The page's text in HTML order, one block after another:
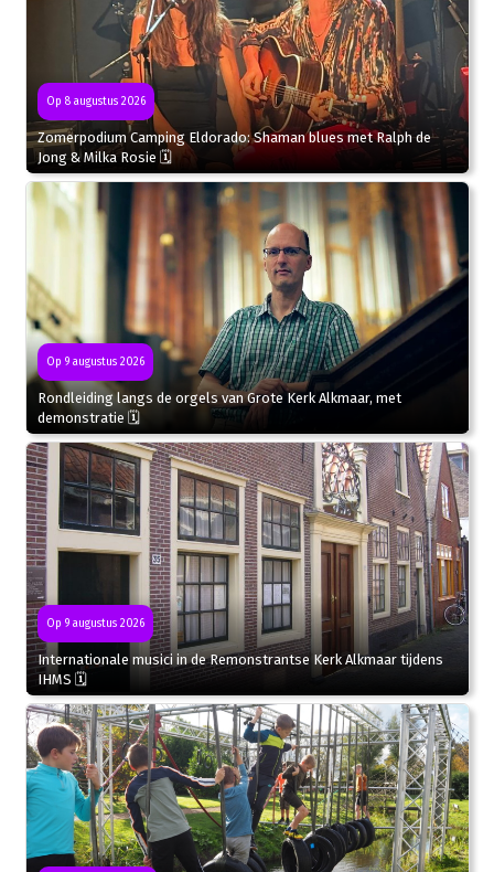
Op 8 augustus 2026
Zomerpodium Camping Eldorado: Shaman blues met Ralph de
Jong & Milka Rosie 🗓
Op 9 augustus 2026
Rondleiding langs de orgels van Grote Kerk Alkmaar, met
demonstratie 🗓
Op 9 augustus 2026
Internationale musici in de Remonstrantse Kerk Alkmaar tijdens
IHMS 🗓